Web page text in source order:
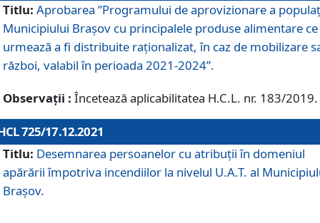
Titlu: Aprobarea ”Programului de aprovizionare a
Municipiului Braşov cu principalele produse alimentare ce
urmează a fi distribuite raționalizat, în caz de mobilizare
război, valabil în perioada 2021-2024”.
Observații : Încetează aplicabilitatea H.C.L. nr. 183/2019.
725/17.12.2021
Titlu: Desemnarea persoanelor cu atribuții în domeniul
apărării împotriva incendiilor la nivelul U.A.T. al
Brașov.